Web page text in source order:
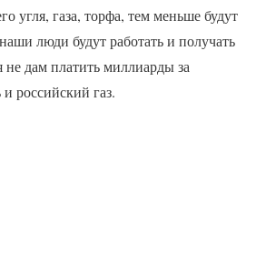
угля, газа, торфа, тем меньше будут
люди будут работать и получать
дам платить миллиарды за
российский газ.